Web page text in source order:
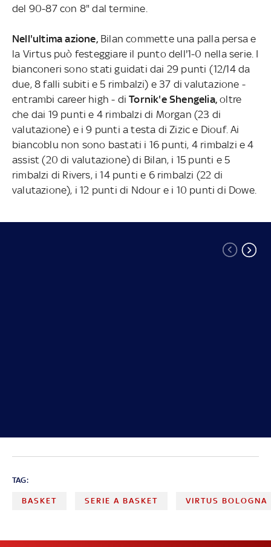
del 90-87 con 8" dal termine.
Nell'ultima azione,Bilan commette una palla persa e
la Virtus può festeggiare il punto dell'1-0 nella serie. I
bianconeri sono stati guidati dai 29 punti (12/14 da
due, 8 falli subiti e 5 rimbalzi) e 37 di valutazione -
entrambi career high - diTornik'e Shengelia, oltre
che dai 19 punti e 4 rimbalzi di Morgan (23 di
valutazione) e i 9 punti a testa di Zizic e Diouf. Ai
biancoblu non sono bastati i 16 punti, 4 rimbalzi e 4
assist (20 di valutazione) di Bilan, i 15 punti e 5
rimbalzi di Rivers, i 14 punti e 6 rimbalzi (22 di
valutazione), i 12 punti di Ndour e i 10 punti di Dowe.
TAG:
BASKET SERIE A BASKET VIRTUS BOLOGNA